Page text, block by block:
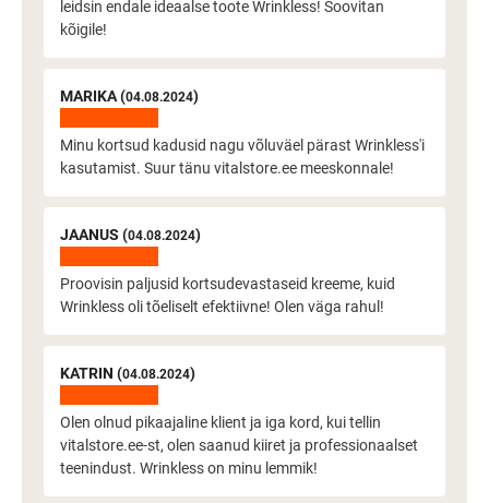
leidsin endale ideaalse toote Wrinkless! Soovitan
kõigile!
MARIKA (04.08.2024)
Minu kortsud kadusid nagu võluväel pärast Wrinkless'i
kasutamist. Suur tänu vitalstore.ee meeskonnale!
JAANUS (04.08.2024)
Proovisin paljusid kortsudevastaseid kreeme, kuid
Wrinkless oli tõeliselt efektiivne! Olen väga rahul!
KATRIN (04.08.2024)
Olen olnud pikaajaline klient ja iga kord, kui tellin
vitalstore.ee-st, olen saanud kiiret ja professionaalset
teenindust. Wrinkless on minu lemmik!